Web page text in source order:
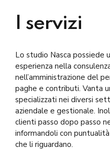
I servizi
Lo studio Nasca possiede
esperienza nella
nell’amministrazione del
paghe e contributi. Vanta
specializzati nei diversi
aziendale e gestionale.
clienti passo dopo passo
informandoli con
che li riguardano.